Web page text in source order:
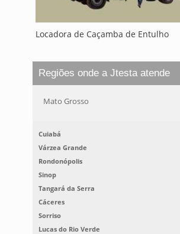
Locadora de Caçamba de Entulho
Regiões onde a Jtesta atende
Mato Grosso
Cuiabá
Várzea Grande
Rondonópolis
Sinop
Tangará da Serra
Cáceres
Sorriso
Lucas do Rio Verde